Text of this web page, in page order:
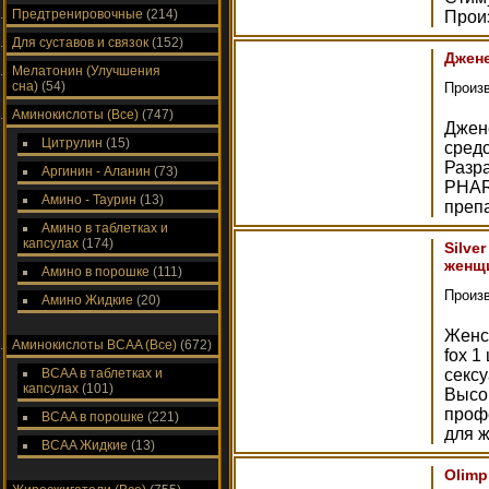
Предтренировочные (214)
Для суставов и связок (152)
Мелатонин (Улучшения
сна) (54)
Аминокислоты (Все) (747)
Цитрулин (15)
Аргинин - Аланин (73)
Амино - Таурин (13)
Амино в таблетках и
капсулах (174)
Амино в порошке (111)
Амино Жидкие (20)
Аминокислоты ВСAA (Все) (672)
ВСAA в таблетках и
капсулах (101)
ВСAA в порошке (221)
ВСAA Жидкие (13)
fox 1
для